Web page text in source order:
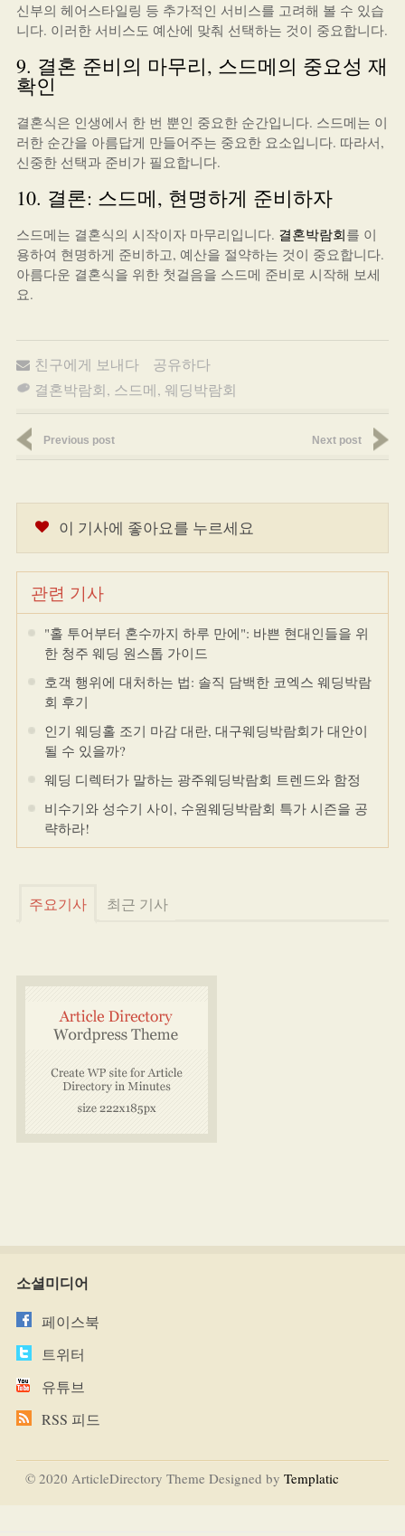
신부의 헤어스타일링 등 추가적인 서비스를 고려해 볼 수 있습
니다. 이러한 서비스도 예산에 맞춰 선택하는 것이 중요합니다.
9. 결혼 준비의 마무리, 스드메의 중요성 재
확인
결혼식은 인생에서 한 번 뿐인 중요한 순간입니다. 스드메는 이
러한 순간을 아름답게 만들어주는 중요한 요소입니다. 따라서,
신중한 선택과 준비가 필요합니다.
10. 결론: 스드메, 현명하게 준비하자
스드메는 결혼식의 시작이자 마무리입니다. 결혼박람회를 이
용하여 현명하게 준비하고, 예산을 절약하는 것이 중요합니다.
아름다운 결혼식을 위한 첫걸음을 스드메 준비로 시작해 보세
요.
친구에게 보내다
공유하다
결혼박람회, 스드메, 웨딩박람회
Previous post Next post
이 기사에 좋아요를 누르세요
관련 기사
"홀 투어부터 혼수까지 하루 만에": 바쁜 현대인들을 위
한 청주 웨딩 원스톱 가이드
호객 행위에 대처하는 법: 솔직 담백한 코엑스 웨딩박람
회 후기
인기 웨딩홀 조기 마감 대란, 대구웨딩박람회가 대안이
될 수 있을까?
웨딩 디렉터가 말하는 광주웨딩박람회 트렌드와 함정
비수기와 성수기 사이, 수원웨딩박람회 특가 시즌을 공
략하라!
주요기사 최근 기사
소셜미디어
페이스북
트위터
유튜브
RSS 피드
© 2020 ArticleDirectory Theme Designed by Templatic